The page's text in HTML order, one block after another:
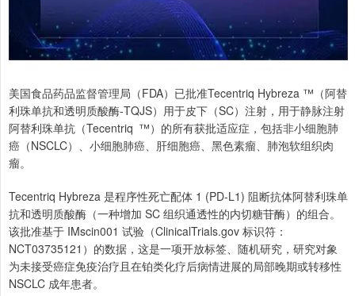
美国食品药品监督管理局（FDA）已批准Tecentriq Hybreza ™（阿替
利珠单抗和透明质酸酶-TQJS）用于皮下（SC）注射，用于静脉注射
阿替利珠单抗（Tecentriq ™）的所有获批适应症，包括非小细胞肺
癌（NSCLC）、小细胞肺癌、肝细胞癌、黑色素瘤、肺泡软组织肉
瘤。
Tecentriq Hybreza 是程序性死亡配体 1 (PD-L1) 阻断抗体阿替利珠单
抗和透明质酸酶（一种增加 SC 组织通透性的内切糖苷酶）的组合。
该批准基于 IMscin001 试验（ClinicalTrials.gov 标识符：
NCT03735121）的数据，这是一项开放标签、随机研究，研究对象
为未接受癌症免疫治疗且在铂类化疗后病情进展的局部晚期或转移性
NSCLC 成年患者。